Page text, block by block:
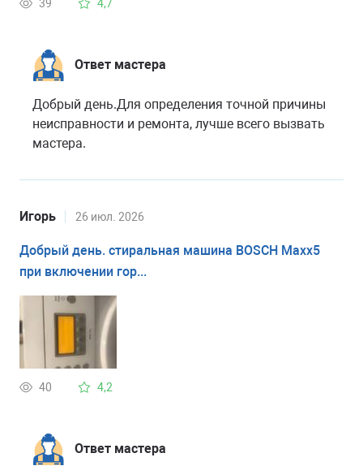
39 4,7
Ответ мастера
Добрый день.Для определения точной причины
неисправности и ремонта, лучше всего вызвать
мастера.
Игорь 26 июл. 2026
Добрый день. стиральная машина BOSCH Maxx5
при включении гор...
40 4,2
Ответ мастера